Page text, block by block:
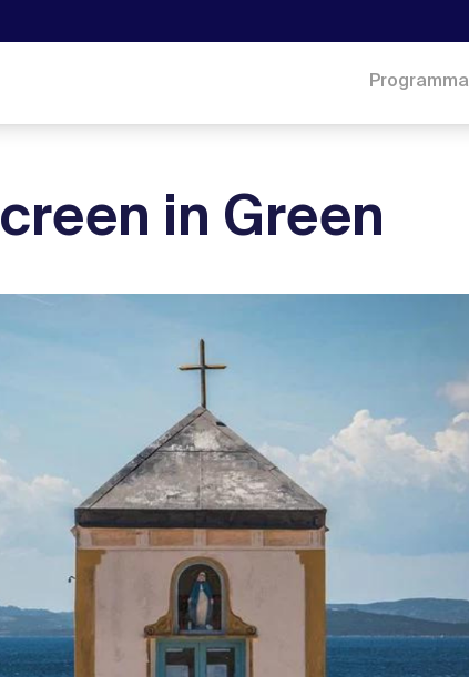
Programma
in Green